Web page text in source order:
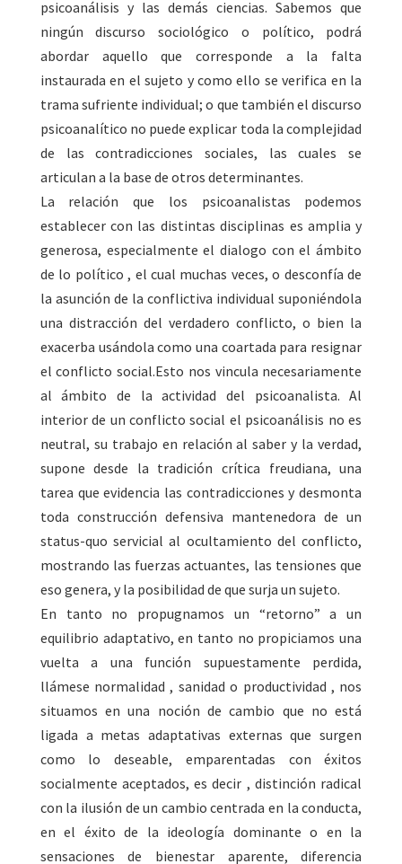
psicoanálisis y las demás ciencias. Sabemos que
ningún discurso sociológico o político, podrá
abordar aquello que corresponde a la falta
instaurada en el sujeto y como ello se verifica en la
trama sufriente individual; o que también el discurso
psicoanalítico no puede explicar toda la complejidad
de las contradicciones sociales, las cuales se
articulan a la base de otros determinantes.
La relación que los psicoanalistas podemos
establecer con las distintas disciplinas es amplia y
generosa, especialmente el dialogo con el ámbito
de lo político , el cual muchas veces, o desconfía de
la asunción de la conflictiva individual suponiéndola
una distracción del verdadero conflicto, o bien la
exacerba usándola como una coartada para resignar
el conflicto social.Esto nos vincula necesariamente
al ámbito de la actividad del psicoanalista. Al
interior de un conflicto social el psicoanálisis no es
neutral, su trabajo en relación al saber y la verdad,
supone desde la tradición crítica freudiana, una
tarea que evidencia las contradicciones y desmonta
toda construcción defensiva mantenedora de un
status-quo servicial al ocultamiento del conflicto,
mostrando las fuerzas actuantes, las tensiones que
eso genera, y la posibilidad de que surja un sujeto.
En tanto no propugnamos un “retorno” a un
equilibrio adaptativo, en tanto no propiciamos una
vuelta a una función supuestamente perdida,
llámese normalidad , sanidad o productividad , nos
situamos en una noción de cambio que no está
ligada a metas adaptativas externas que surgen
como lo deseable, emparentadas con éxitos
socialmente aceptados, es decir , distinción radical
con la ilusión de un cambio centrada en la conducta,
en el éxito de la ideología dominante o en la
sensaciones de bienestar aparente, diferencia